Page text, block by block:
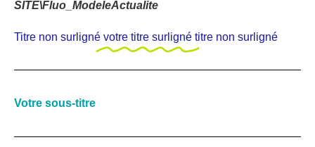
SITE\Fluo_ModeleActualite
Titre non surligné votre titre surligné titre non surligné
Votre sous-titre